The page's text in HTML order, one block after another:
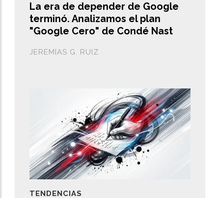
La era de depender de Google
terminó. Analizamos el plan
"Google Cero" de Condé Nast
JEREMÍAS G. RUIZ
TENDENCIAS